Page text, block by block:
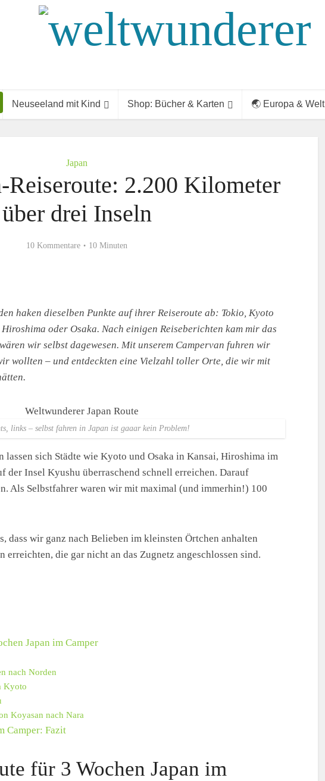
Neuseeland mit Kind Shop: Bücher & Karten 🌏 Europa & Welt
Japan
Reiseroute: 2.200 Kilometer
über drei Inseln
10 Kommentare 10 Minuten
haken dieselben Punkte auf ihrer Reiseroute ab: Tokio, Kyoto
oder Osaka. Nach einigen Reiseberichten kam mir das
wir selbst dagewesen. Mit unserem Campervan fuhren wir
wollten – und entdeckten eine Vielzahl toller Orte, die wir mit
links – selbst fahren in Japan ist gaaar kein Problem!
lassen sich Städte wie Kyoto und Osaka in Kansai, Hiroshima im
der Insel Kyushu überraschend schnell erreichen. Darauf
Als Selbstfahrer waren wir mit maximal (und immerhin!) 100
dass wir ganz nach Belieben im kleinsten Örtchen anhalten
erreichten, die gar nicht an das Zugnetz angeschlossen sind.
Japan im Camper
nach Norden
Kyoto
Koyasan nach Nara
Camper: Fazit
für 3 Wochen Japan im